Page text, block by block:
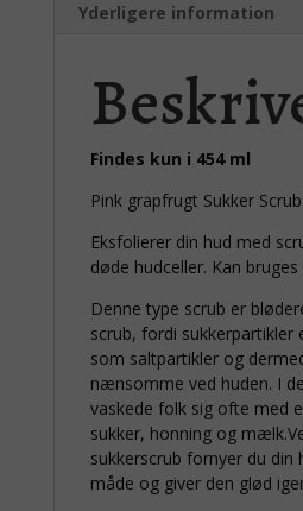
Yderligere information
Findes kun i 454 ml
Pink grapfrugt Sukker Scrub
Eksfolierer din hud med
døde hudceller. Kan
Denne type scrub er
scrub, fordi sukkerpartikler
som saltpartikler og
nænsomme ved huden. I
vaskede folk sig ofte med
sukker, honning og
sukkerscrub fornyer du din
måde og giver den glød